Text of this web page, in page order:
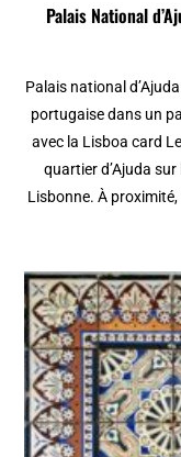
Palais National
Palais national
portugaise dans un
avec la Lisboa card
quartier d’Ajuda
Lisbonne. À